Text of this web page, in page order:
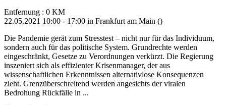
Entfernung : 0 KM
22.05.2021 10:00 - 17:00 in Frankfurt am Main ()
Die Pandemie gerät zum Stresstest – nicht nur für das Individuum,
sondern auch für das politische System. Grundrechte werden
eingeschränkt, Gesetze zu Verordnungen verkürzt. Die Regierung
inszeniert sich als effizienter Krisenmanager, der aus
wissenschaftlichen Erkenntnissen alternativlose Konsequenzen
zieht. Grenzüberschreitend werden angesichts der viralen
Bedrohung Rückfälle in ...